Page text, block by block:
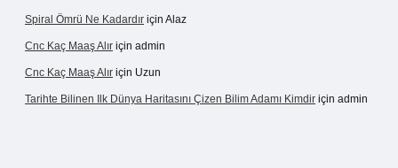
Spiral Ömrü Ne Kadardır için Alaz
Cnc Kaç Maaş Alır için admin
Cnc Kaç Maaş Alır için Uzun
Tarihte Bilinen Ilk Dünya Haritasını Çizen Bilim Adamı Kimdir için admin